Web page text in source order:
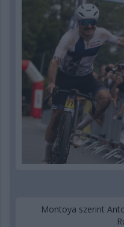
Montoya szerint